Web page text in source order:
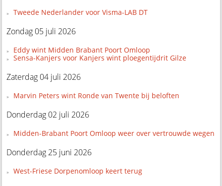
Tweede Nederlander voor Visma-LAB DT
Zondag 05 juli 2026
Eddy wint Midden Brabant Poort Omloop
Sensa-Kanjers voor Kanjers wint ploegentijdrit Gilze
Zaterdag 04 juli 2026
Marvin Peters wint Ronde van Twente bij beloften
Donderdag 02 juli 2026
Midden-Brabant Poort Omloop weer over vertrouwde wegen
Donderdag 25 juni 2026
West-Friese Dorpenomloop keert terug